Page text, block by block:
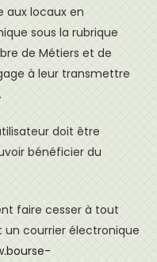
aux locaux en
sous la rubrique
de Métiers et de
à leur transmettre
doit être
bénéficier du
faire cesser à tout
courrier électronique